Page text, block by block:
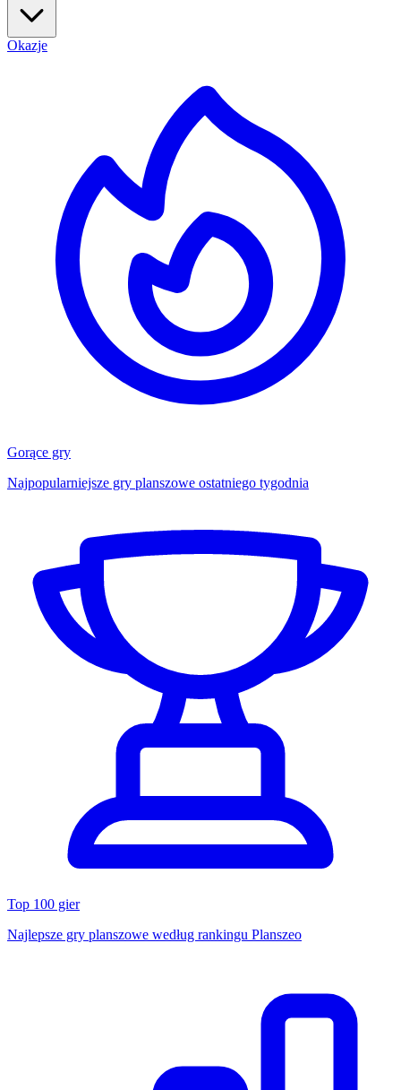
Okazje
Gorące gry
Najpopularniejsze gry planszowe ostatniego tygodnia
Top 100 gier
Najlepsze gry planszowe według rankingu Planszeo